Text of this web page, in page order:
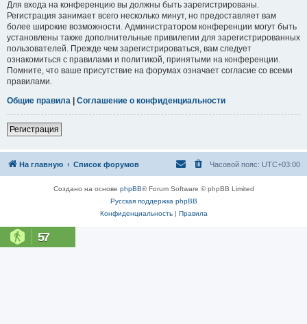
Для входа на конференцию вы должны быть зарегистрированы.
Регистрация занимает всего несколько минут, но предоставляет вам
более широкие возможности. Администратором конференции могут быть
установлены также дополнительные привилегии для зарегистрированных
пользователей. Прежде чем зарегистрироваться, вам следует
ознакомиться с правилами и политикой, принятыми на конференции.
Помните, что ваше присутствие на форумах означает согласие со всеми
правилами.
Общие правила | Соглашение о конфиденциальности
Регистрация
На главную Список форумов Часовой пояс: UTC+03:00
Создано на основе phpBB® Forum Software © phpBB Limited
Русская поддержка phpBB
Конфиденциальность| Правила
57